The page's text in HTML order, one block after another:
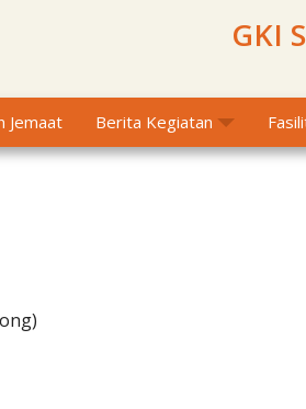
GKI
Jemaat Berita Kegiatan